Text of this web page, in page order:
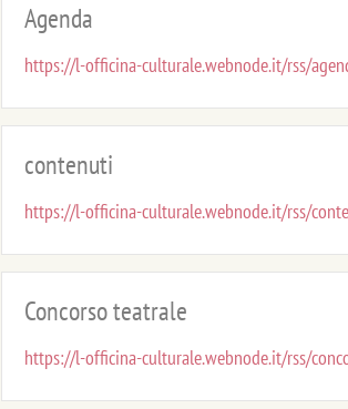
Agenda
https://l-officina-culturale.webnode.it/rss/
contenuti
https://l-officina-culturale.webnode.it/rss/
Concorso teatrale
https://l-officina-culturale.webnode.it/rss/